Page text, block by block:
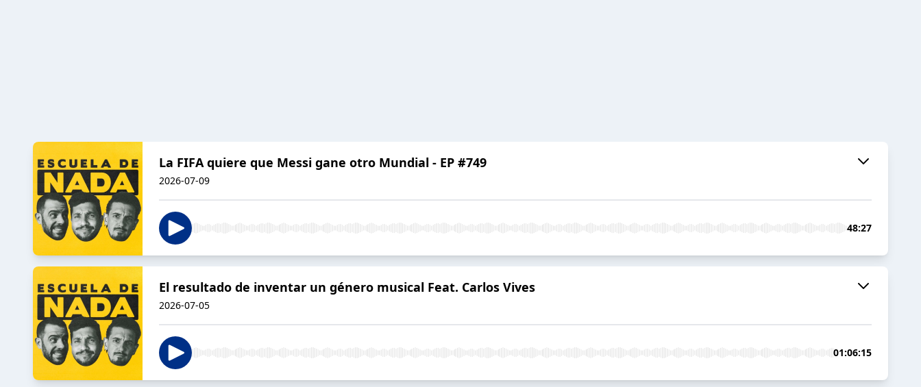
La FIFA quiere que Messi gane otro Mundial - EP #749
2026-07-09
48:27
El resultado de inventar un género musical Feat. Carlos Vives
2026-07-05
01:06:15